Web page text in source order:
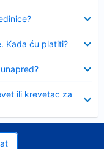
Kada ću platiti?
ili krevetac za